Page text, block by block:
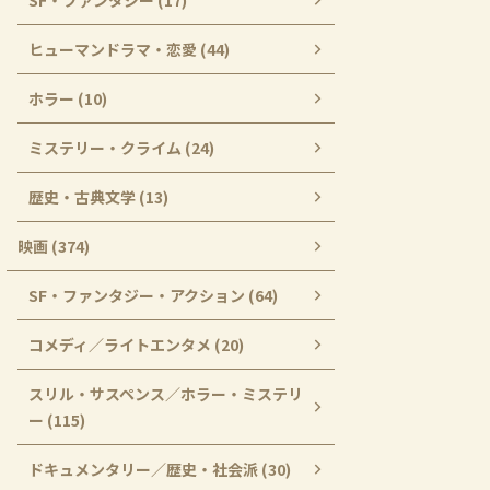
ヒューマンドラマ・恋愛 (44)
ホラー (10)
ミステリー・クライム (24)
歴史・古典文学 (13)
映画 (374)
SF・ファンタジー・アクション (64)
コメディ／ライトエンタメ (20)
スリル・サスペンス／ホラー・ミステリ
ー (115)
ドキュメンタリー／歴史・社会派 (30)